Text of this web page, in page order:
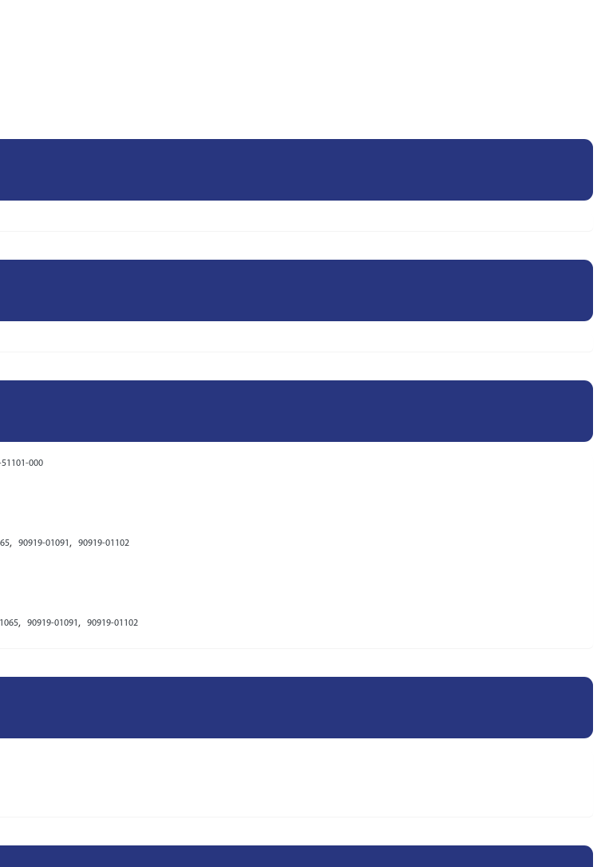
000
, 90919-01091 , 90919-01102
, 90919-01091 , 90919-01102